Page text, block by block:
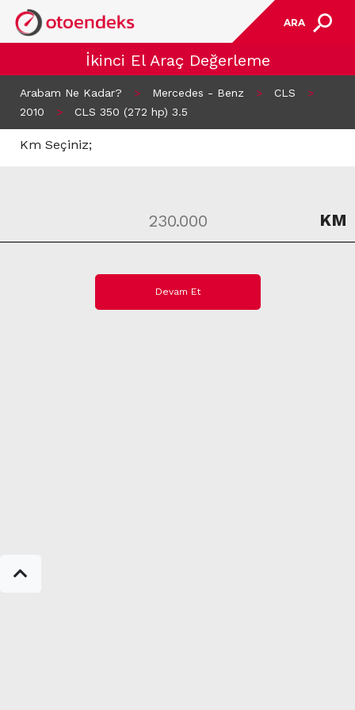
ARA
İkinci El Araç Değerleme
Arabam Ne Kadar? > Mercedes - Benz > CLS
>
2010
> CLS 350 (272 hp) 3.5
Km Seçiniz;
KM
Devam Et